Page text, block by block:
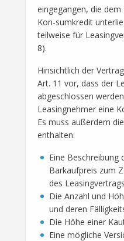
eingegangen, die
Kon-sumkredit
teilweise für
8).
Hinsichtlich der
Art. 11 vor, dass der
abgeschlossen
Leasingnehmer eine
Es muss außerdem
enthalten:
Eine Beschreibung
Barkaufpreis zum
des
Die Anzahl und
und deren
Die Höhe einer
Eine mögliche